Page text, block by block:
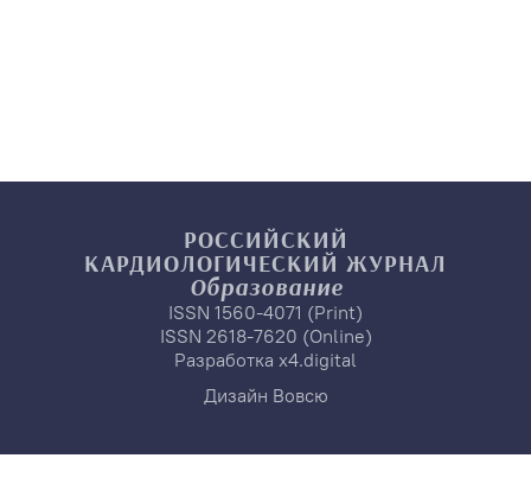
РОССИЙСКИЙ
КАРДИОЛОГИЧЕСКИЙ ЖУРНАЛ
Образование
ISSN 1560-4071 (Print)
ISSN 2618-7620 (Online)
Разработка x4.digital
Дизайн Вовсю